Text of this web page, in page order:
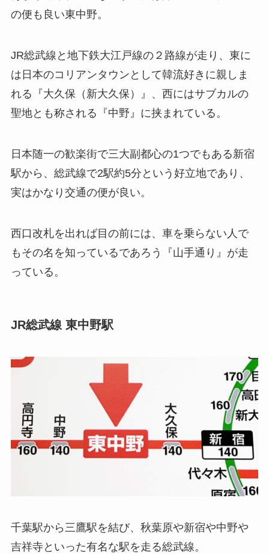
の便も良い東中野。
JR総武線と地下鉄大江戸線の２路線が走り、東に
は日本のコリアンタウンとして韓流好きに親しま
れる『大久保（新大久保）』、西にはサブカルの
聖地とも称される『中野』に挟まれている。
日本随一の歓楽街で三大副都心の1つでもある新宿
駅から、総武線で2駅約5分という好立地であり、
実はかなり交通の便が良い。
西口改札を出れば目の前には、車を乗らない人で
もその名を知っているであろう『山手通り』が走
っている。
JR総武線 東中野駅
千葉駅から三鷹駅を結び、秋葉原や新宿や中野や
吉祥寺といった有名な駅を走る総武線。